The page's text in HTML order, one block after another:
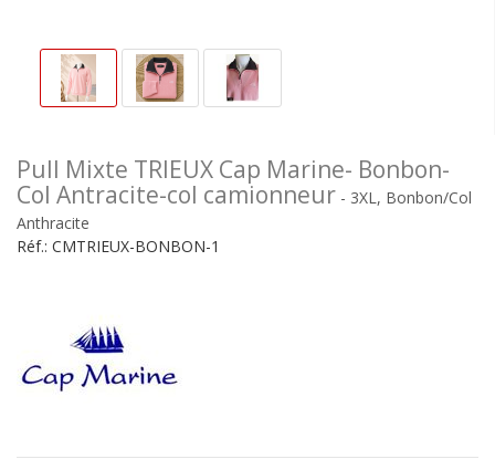
Pull Mixte TRIEUX Cap Marine- Bonbon-
Col Antracite-col camionneur - 3XL, Bonbon/Col
Anthracite
Réf.: CMTRIEUX-BONBON-1